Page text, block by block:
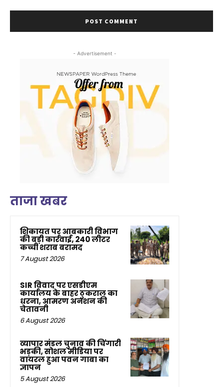
- Advertisement -
ताजा खबर
शिकायत पर आबकारी विभाग
की बड़ी कार्रवाई, 240 लीटर
कच्ची शराब बरामद
7 August 2026
SIR विवाद पर एसडीएम
कार्यालय के बाहर ठुकराल का
धरना, आमरण अनशन की
चेतावनी
6 August 2026
व्यापार मंडल चुनाव की चिंगारी
भड़की, सोशल मीडिया पर
वायरल हुआ पवन गाबा का
ज्ञापन
5 August 2026